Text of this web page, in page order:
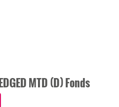
MTD (D) Fonds